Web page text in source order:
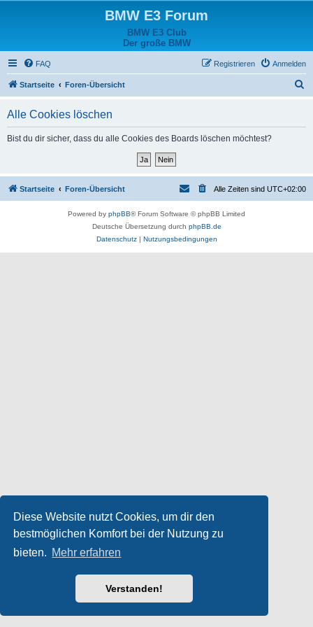
Diese Website nutzt Cookies, um dir den
bestmöglichen Komfort bei der Nutzung zu
bieten. Mehr erfahren
Verstanden!
BMW E3 Forum
BMW E3 Club
Der große BMW
FAQ Anmelden
Registrieren
Startseite Foren-Übersicht
Alle Cookies löschen
Bist du dir sicher, dass du alle Cookies des Boards löschen möchtest?
Startseite Foren-Übersicht Alle Zeiten sind UTC+02:00
Powered by phpBB® Forum Software © phpBB Limited
Deutsche Übersetzung durch phpBB.de
Datenschutz| Nutzungsbedingungen